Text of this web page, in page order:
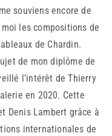
souviens encore de
les compositions de
de Chardin.
de mon diplôme de
l’intérêt de Thierry
en 2020. Cette
Denis Lambert grâce à
internationales de